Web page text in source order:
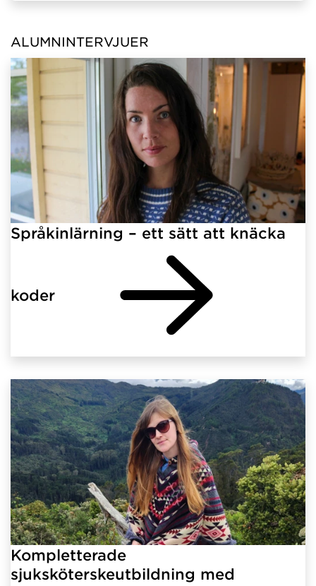
ALUMNINTERVJUER
Språkinlärning – ett sätt att knäcka
koder
Kompletterade
sjuksköterskeutbildning med